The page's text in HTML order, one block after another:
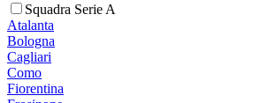
Squadra Serie A
Atalanta
Bologna
Cagliari
Como
Fiorentina